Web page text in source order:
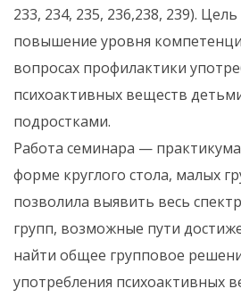
233, 234, 235, 236,238, 239).
повышение уровня
вопросах профилактики
психоактивных веществ
подростками.
Работа семинара —
форме круглого стола, малых
позволила выявить весь
групп, возможные пути
найти общее групповое
употребления психоактивных